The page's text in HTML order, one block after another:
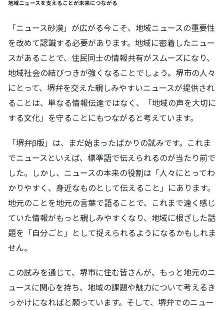
地域ニュースを支えることが未来につながる
「ニュース砂漠」が広がる今こそ、地域ニュースの重要性
を改めて認識する必要があります。地域に密着したニュー
スがあることで、住民同士の情報共有がスムーズになり、
地域社会の結びつきが強くなることでしょう。堺市の人々
にとって、堺弁を交えた親しみやすいニュースが提供され
ることは、単なる情報伝達ではなく、「地域の声を大切に
する文化」を守ることにもつながると考えています。
「堺弁β版」は、まだ始まったばかりの試みです。これま
でニュースといえば、標準語で伝えられるのが当たり前で
した。しかし、ニュースの本来の役割は「人々にとってわ
かりやすく、身近なものとして伝えること」にあります。
地元のことを地元の言葉で語ることで、これまで遠く感じ
ていた情報がもっと親しみやすくなり、地域に根ざした話
題を「自分ごと」として捉えられるようになるかもしれま
せん。
この試みを通じて、堺市に住む皆さんが、もっと地元のニ
ュースに関心を持ち、地域の課題や魅力について考えるき
っかけになればと願っています。そして、堺弁でのニュー